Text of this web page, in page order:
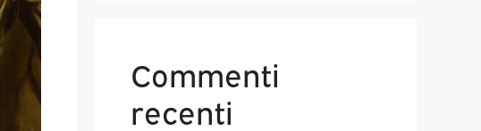
Commenti
recenti